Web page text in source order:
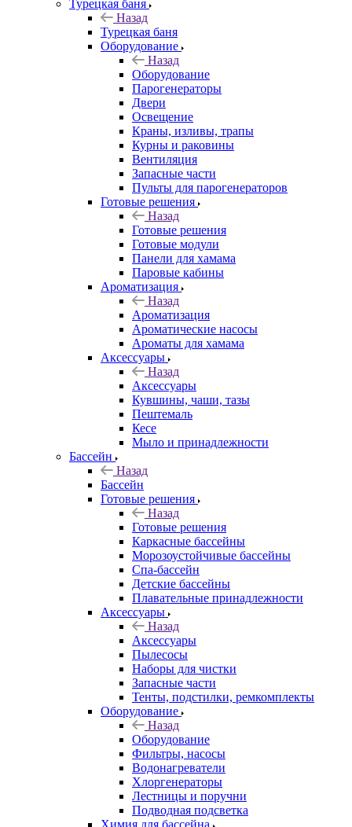
Турецкая баня
Назад
Турецкая баня
Оборудование
Назад
Оборудование
Парогенераторы
Двери
Освещение
Краны, изливы, трапы
Курны и раковины
Вентиляция
Запасные части
Пульты для парогенераторов
Готовые решения
Назад
Готовые решения
Готовые модули
Панели для хамама
Паровые кабины
Ароматизация
Назад
Ароматизация
Ароматические насосы
Ароматы для хамама
Аксессуары
Назад
Аксессуары
Кувшины, чаши, тазы
Пештемаль
Кесе
Мыло и принадлежности
Бассейн
Назад
Бассейн
Готовые решения
Назад
Готовые решения
Каркасные бассейны
Морозоустойчивые бассейны
Спа-бассейн
Детские бассейны
Плавательные принадлежности
Аксессуары
Назад
Аксессуары
Пылесосы
Наборы для чистки
Запасные части
Тенты, подстилки, ремкомплекты
Оборудование
Назад
Оборудование
Фильтры, насосы
Водонагреватели
Хлоргенераторы
Лестницы и поручни
Подводная подсветка
Химия для бассейна